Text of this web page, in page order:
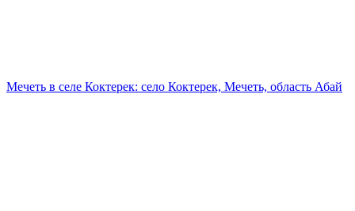
Мечеть в селе Коктерек: село Коктерек, Мечеть, область Абай